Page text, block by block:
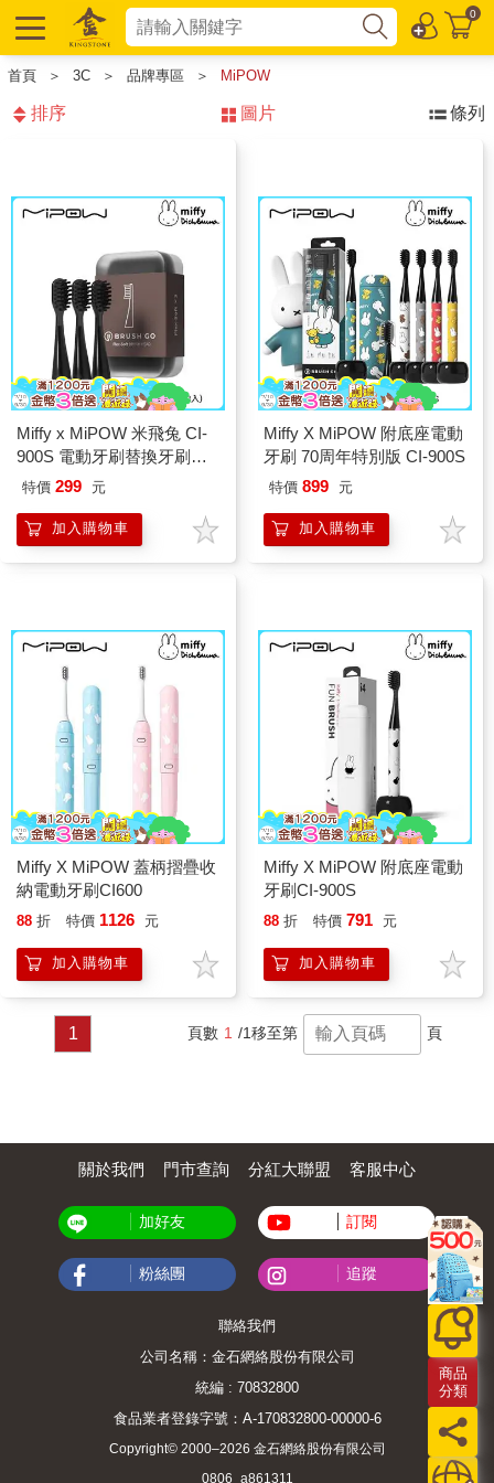
0
首頁 ＞ 3C ＞ 品牌專區 ＞ MiPOW
排序 圖片 條列
Miffy x MiPOW 米飛兔 CI-
900S 電動牙刷替換牙刷頭
組 (3入組)
特價 299 元
加入購物車
Miffy X MiPOW 附底座電動
牙刷 70周年特別版 CI-900S
特價 899 元
加入購物車
Miffy X MiPOW 蓋柄摺疊收
納電動牙刷CI600
88 折 特價 1126 元
加入購物車
Miffy X MiPOW 附底座電動
牙刷CI-900S
88 折 特價 791 元
加入購物車
1 頁數 1 /1移至第 頁
商品
分類
關於我們 門市查詢 分紅大聯盟 客服中心
加好友 訂閱
粉絲團 追蹤
聯絡我們
公司名稱：金石網絡股份有限公司
統編 : 70832800
食品業者登錄字號：A-170832800-00000-6
Copyright© 2000–2026 金石網絡股份有限公司
0806_a861311